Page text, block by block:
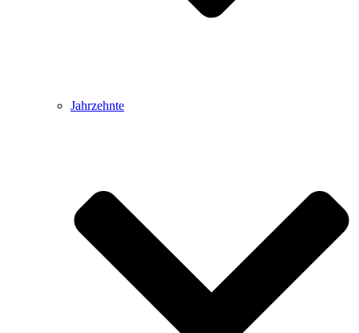
Jahrzehnte